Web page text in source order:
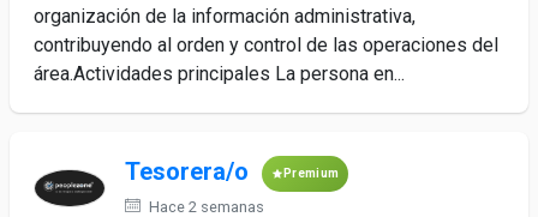
organización de la información administrativa,
contribuyendo al orden y control de las operaciones del
área.Actividades principales La persona en...
Tesorera/o Premium
Hace 2 semanas